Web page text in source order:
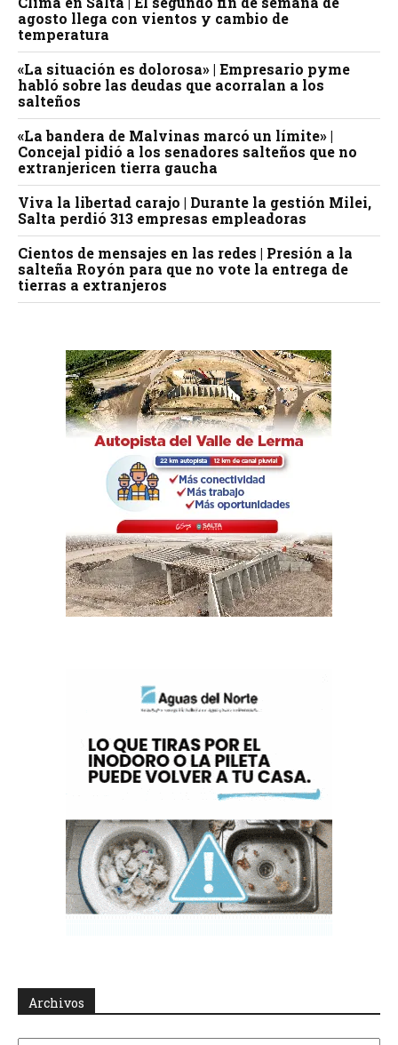
agosto llega con vientos y cambio de
temperatura
«La situación es dolorosa» | Empresario pyme
habló sobre las deudas que acorralan a los
salteños
«La bandera de Malvinas marcó un límite» |
Concejal pidió a los senadores salteños que no
extranjericen tierra gaucha
Viva la libertad carajo | Durante la gestión Milei,
Salta perdió 313 empresas empleadoras
Cientos de mensajes en las redes | Presión a la
salteña Royón para que no vote la entrega de
tierras a extranjeros
Archivos
Archivos